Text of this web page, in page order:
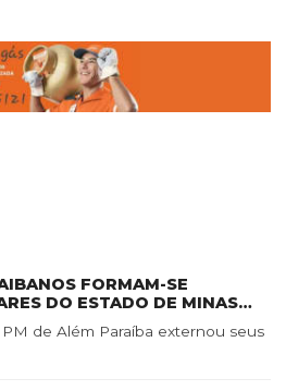
FORMAM-SE
DO ESTADO DE MINAS
de Além Paraíba externou seus